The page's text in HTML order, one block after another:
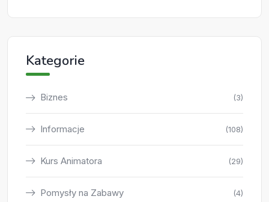
Kategorie
Biznes (3)
Informacje (108)
Kurs Animatora (29)
Pomysły na Zabawy (4)